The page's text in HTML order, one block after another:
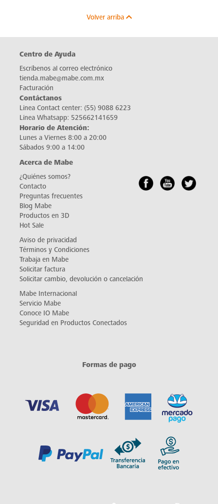
Volver arriba
Centro de Ayuda
Escríbenos al correo electrónico
tienda.mabe@mabe.com.mx
Facturación
Contáctanos
Línea Contact center: (55) 9088 6223
Línea Whatsapp: 525662141659
Horario de Atención:
Lunes a Viernes 8:00 a 20:00
Sábados 9:00 a 14:00
Acerca de Mabe
¿Quiénes somos?
Contacto
Preguntas frecuentes
Blog Mabe
Productos en 3D
Hot Sale
Aviso de privacidad
Términos y Condiciones
Trabaja en Mabe
Solicitar factura
Solicitar cambio, devolución o cancelación
Mabe Internacional
Servicio Mabe
Conoce IO Mabe
Seguridad en Productos Conectados
Formas de pago